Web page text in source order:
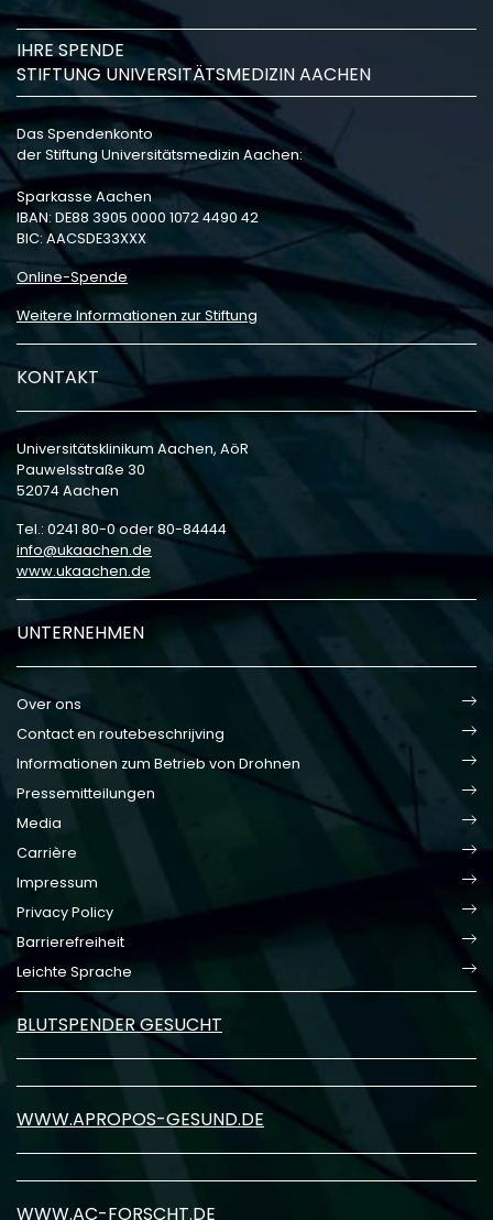
IHRE SPENDE
STIFTUNG UNIVERSITÄTSMEDIZIN AACHEN
Das Spendenkonto
der Stiftung Universitätsmedizin Aachen:
Sparkasse Aachen
IBAN: DE88 3905 0000 1072 4490 42
BIC: AACSDE33XXX
Online-Spende
Weitere Informationen zur Stiftung
KONTAKT
Universitätsklinikum Aachen, AöR
Pauwelsstraße 30
52074 Aachen
Tel.: 0241 80-0 oder 80-84444
info
ukaachen de
www.ukaachen.de
UNTERNEHMEN
Over ons
Contact en routebeschrijving
Informationen zum Betrieb von Drohnen
Pressemitteilungen
Media
Carrière
Impressum
Privacy Policy
Barrierefreiheit
Leichte Sprache
BLUTSPENDER GESUCHT
WWW.APROPOS-GESUND.DE
WWW.AC-FORSCHT.DE